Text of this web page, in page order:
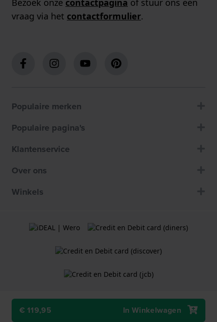
€ 119,95 In Winkelwagen
vraag via het contactformulier.
Populaire merken
Populaire pagina's
Klantenservice
Over ons
Winkels